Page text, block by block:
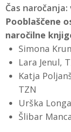
Čas
Pooblaščene
naročilne
Simona
Lara Jenul,
Katja
TZN
Urška
Šlibar